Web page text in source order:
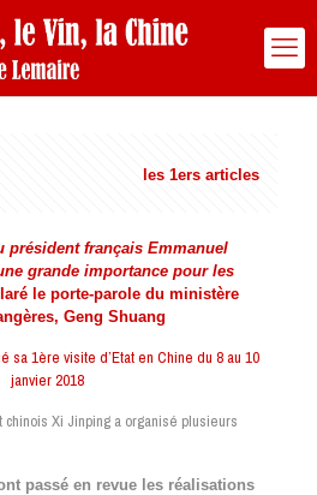
les 1ers articles
président français Emmanuel
grande importance pour les
le porte-parole du ministère
Geng Shuang
sa 1ère visite d’Etat en Chine du 8 au 10
janvier 2018
Xi Jinping a organisé plusieurs
passé en revue les réalisations